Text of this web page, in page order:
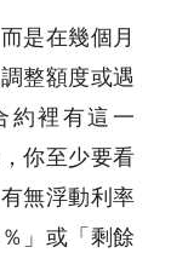
是在幾個月
整額度或遇
約裡有這一
你至少要看
無浮動利率
」或「剩餘